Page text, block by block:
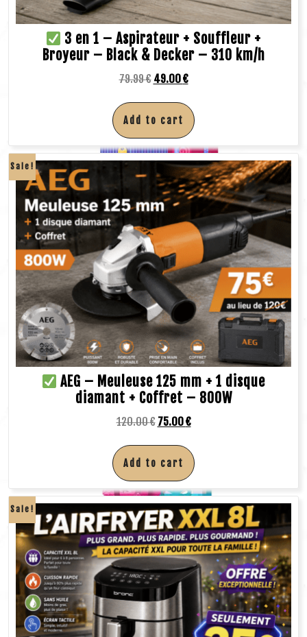
3 en 1 – Aspirateur + Souffleur +
Broyeur – Black & Decker – 310 km/h
79.99€ 49.00€
Add to cart
Sale!
AEG – Meuleuse 125 mm + 1 disque
diamant + Coffret – 800W
120.00€ 75.00€
Add to cart
Sale!